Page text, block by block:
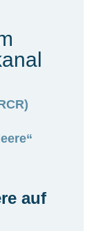
auf